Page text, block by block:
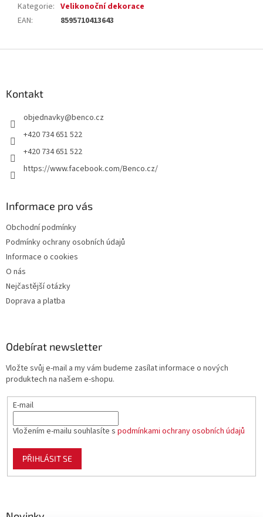
Kategorie: Velikonoční dekorace
EAN: 8595710413643
Kontakt
objednavky@benco.cz
+420 734 651 522
+420 734 651 522
https://www.facebook.com/Benco.cz/
Informace pro vás
Obchodní podmínky
Podmínky ochrany osobních údajů
Informace o cookies
O nás
Nejčastější otázky
Doprava a platba
Odebírat newsletter
Vložte svůj e-mail a my vám budeme zasílat informace o nových
produktech na našem e-shopu.
E-mail
Vložením e-mailu souhlasíte s podmínkami ochrany osobních údajů
PŘIHLÁSIT SE